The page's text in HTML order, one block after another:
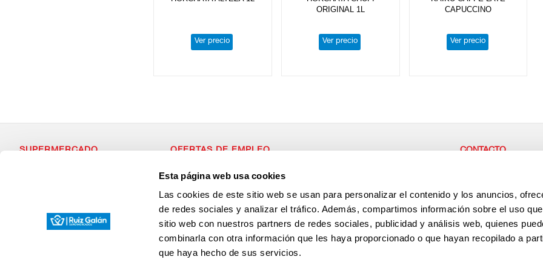
Esta página web usa cookies
Las cookies de este sitio web se usan para personalizar el contenido y los anuncios,
de redes sociales y analizar el tráfico. Además, compartimos información sobre el uso
sitio web con nuestros partners de redes sociales, publicidad y análisis web, quienes
combinarla con otra información que les haya proporcionado o que hayan recopilado a
que haya hecho de sus servicios.
Ver precio
ORIGINAL 1L
Ver precio
CAPUCCINO
Ver precio
SUPERMERCADO
Charcutería
Quesos al Corte
OFERTAS DE EMPLEO
con valores, que apuesta por las personas,
CONTACTO
España
+34 956 64 33 01
Antención al cliente
+34 696 237 022